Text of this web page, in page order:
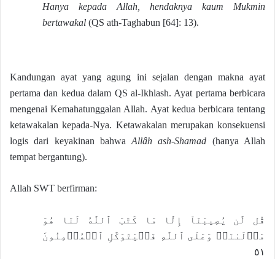
Hanya kepada Allah, hendaknya kaum Mukmin
bertawakal(QS ath-Taghabun [64]: 13).
Kandungan ayat yang agung ini sejalan dengan makna ayat
pertama dan kedua dalam QS al-Ikhlash. Ayat pertama berbicara
mengenai Kemahatunggalan Allah. Ayat kedua berbicara tentang
ketawakalan kepada-Nya. Ketawakalan merupakan konsekuensi
logis dari keyakinan bahwaAllâh ash-Shamad (hanya Allah
tempat bergantung).
Allah SWT berfirman:
قُل لَّن يُصِيبَنَآ إِلَّا مَا كَتَبَ ٱللَّهُ لَنَا هُوَ
مَوۡلَىٰنَاۚ وَعَلَى ٱللَّهِ فَلۡيَتَوَكَّلِ ٱلۡمُؤۡمِنُونَ
٥١